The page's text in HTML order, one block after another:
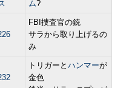
ム?
FBI捜査官の銃
サラから取り上げるの
み
トリガーと ハンマーが
金色